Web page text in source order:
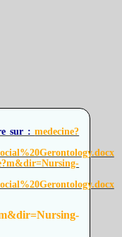
sur :medecine?